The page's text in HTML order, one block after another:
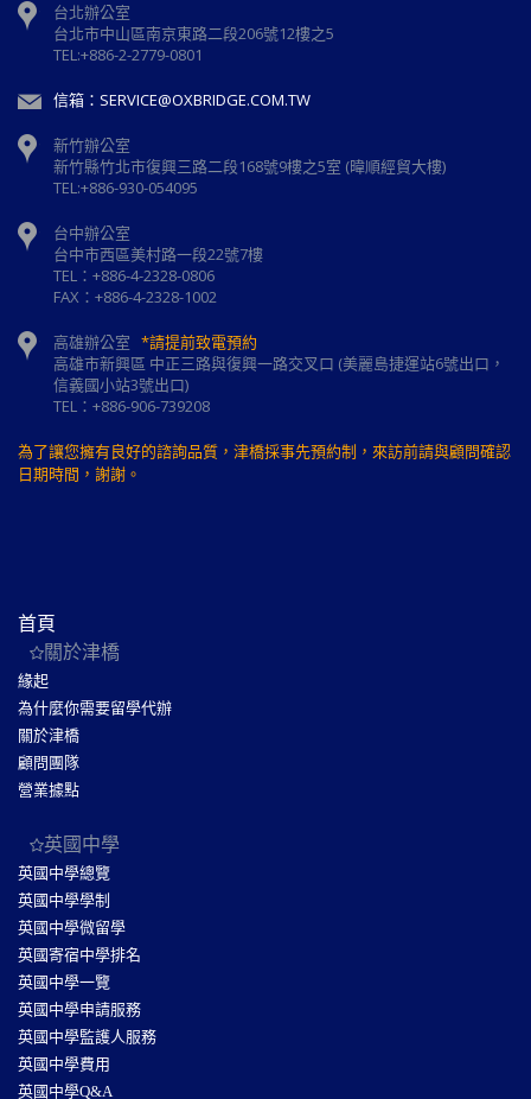
台北辦公室
台北市中山區南京東路二段206號12樓之5
TEL:+886-2-2779-0801
信箱：SERVICE@OXBRIDGE.COM.TW
新竹辦公室
新⽵縣⽵北市復興三路⼆段168號9樓之5室 (暐順經貿大樓)
TEL:+886-930-054095
台中辦公室
台中市西區美村路一段22號7樓
TEL：+886-4-2328-0806
FAX：+886-4-2328-1002
高雄辦公室 *請提前致電預約
高雄市新興區 中正三路與復興一路交叉口 (美麗島捷運站6號出口，
信義國小站3號出口)
TEL：+886-906-739208
為了讓您擁有良好的諮詢品質，津橋採事先預約制，來訪前請與顧問確認
日期時間，謝謝。
首頁
關於津橋
緣起
為什麼你需要留學代辦
關於津橋
顧問團隊
營業據點
英國中學
英國中學總覽
英國中學學制
英國中學微留學
英國寄宿中學排名
英國中學一覽
英國中學申請服務
英國中學監護人服務
英國中學費用
英國中學Q&A